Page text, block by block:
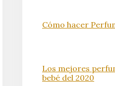
Cómo hacer
Los mejores
bebé del 2020